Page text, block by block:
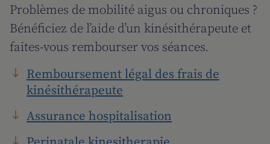
Problèmes de mobilité aigus ou chroniques ?
Bénéficiez de l’aide d’un kinésithérapeute et
faites-vous rembourser vos séances.
Remboursement légal des frais de
kinésithérapeute
Assurance hospitalisation